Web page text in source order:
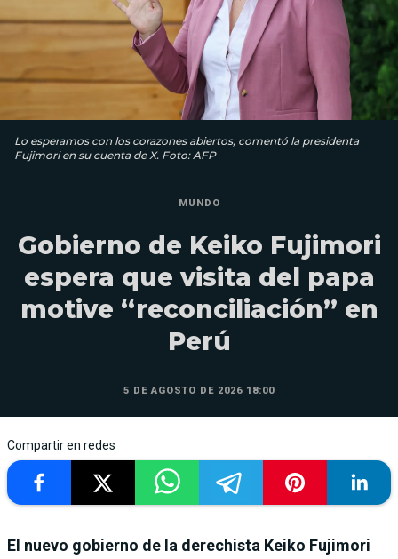
Lo esperamos con los corazones abiertos, comentó la presidenta
Fujimori en su cuenta de X. Foto: AFP
MUNDO
Gobierno de Keiko Fujimori
espera que visita del papa
motive “reconciliación” en
Perú
5 DE AGOSTO DE 2026 18:00
Compartir en redes
El nuevo gobierno de la derechista Keiko Fujimori